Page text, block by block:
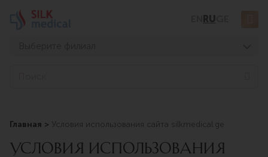
Тбилиси, Мосашвили
Батуми, Асатиани
RU
Главная Условия использования сайта silkmedical.ge
УСЛОВИЯ ИСПОЛЬЗОВАНИЯ